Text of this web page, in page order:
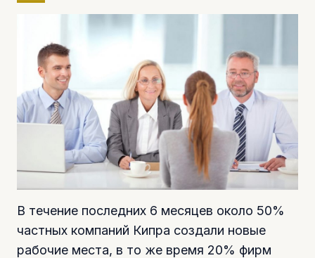
В течение последних 6 месяцев около 50%
частных компаний Кипра создали новые
рабочие места, в то же время 20% фирм